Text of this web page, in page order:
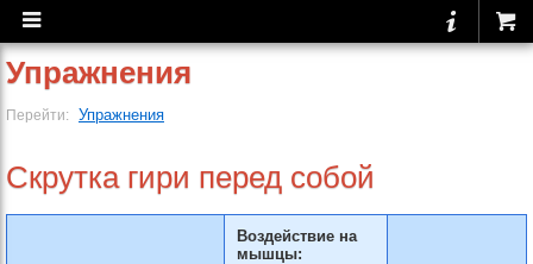
Упражнения
Перейти: Упражнения
Скрутка гири перед собой
Воздействие на
мышцы: